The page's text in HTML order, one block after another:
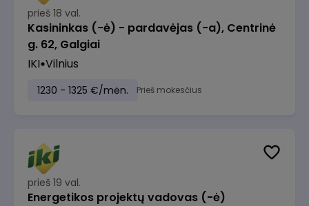
prieš 18 val.
Kasininkas (-ė) - pardavėjas (-a), Centrinė
g. 62, Galgiai
IKI Vilnius
1230 - 1325 €/mėn. Prieš mokesčius
prieš 19 val.
Energetikos projektų vadovas (-ė)